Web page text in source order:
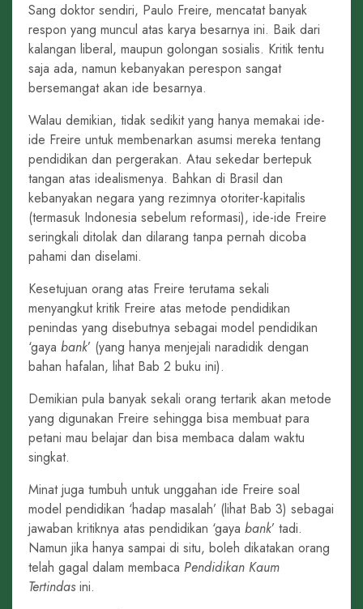
Sang doktor sendiri, Paulo Freire, mencatat banyak
respon yang muncul atas karya besarnya ini. Baik dari
kalangan liberal, maupun golongan sosialis. Kritik tentu
saja ada, namun kebanyakan perespon sangat
bersemangat akan ide besarnya.
Walau demikian, tidak sedikit yang hanya memakai ide-
ide Freire untuk membenarkan asumsi mereka tentang
pendidikan dan pergerakan. Atau sekedar bertepuk
tangan atas idealismenya. Bahkan di Brasil dan
kebanyakan negara yang rezimnya otoriter-kapitalis
(termasuk Indonesia sebelum reformasi), ide-ide Freire
seringkali ditolak dan dilarang tanpa pernah dicoba
pahami dan diselami.
Kesetujuan orang atas Freire terutama sekali
menyangkut kritik Freire atas metode pendidikan
penindas yang disebutnya sebagai model pendidikan
‘gaya bank’ (yang hanya menjejali naradidik dengan
bahan hafalan, lihat Bab 2 buku ini).
Demikian pula banyak sekali orang tertarik akan metode
yang digunakan Freire sehingga bisa membuat para
petani mau belajar dan bisa membaca dalam waktu
singkat.
Minat juga tumbuh untuk unggahan ide Freire soal
model pendidikan ‘hadap masalah’ (lihat Bab 3) sebagai
jawaban kritiknya atas pendidikan ‘gaya bank’ tadi.
Namun jika hanya sampai di situ, boleh dikatakan orang
telah gagal dalam membaca Pendidikan Kaum
Tertindas ini.